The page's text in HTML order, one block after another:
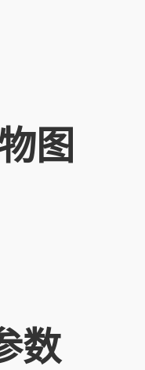
图
数